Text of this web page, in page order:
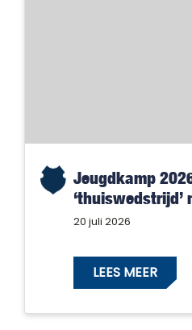
Jeugdkamp
‘thuiswedstrijd’
winnaars!
20 juli 2026
LEES MEER